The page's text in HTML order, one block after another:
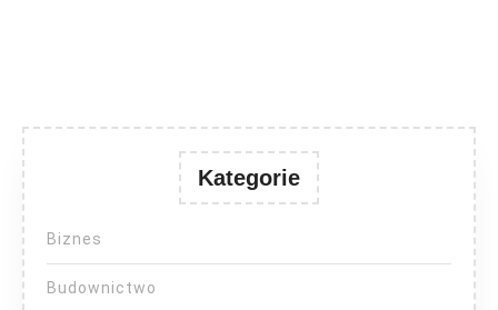
Kategorie
Biznes
Budownictwo